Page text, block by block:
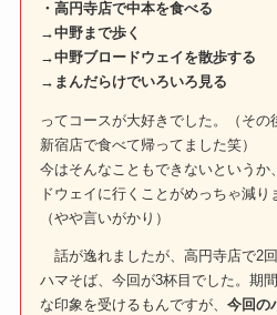
・高円寺店で中本を食べる
→中野まで歩く
→中野ブロードウェイを散歩する
→まんだらけでいろいろ見る
ってコースが大好きでした。（その
新宿店で食べて帰ってました笑）
今はそんなこともできないというか
ドウェイに行くことがめっちゃ減り
（やや言いがかり）
話が逸れましたが、高円寺店で2
ハマそば、今回が3杯目でした。期
な印象を受けるもんですが、今回の